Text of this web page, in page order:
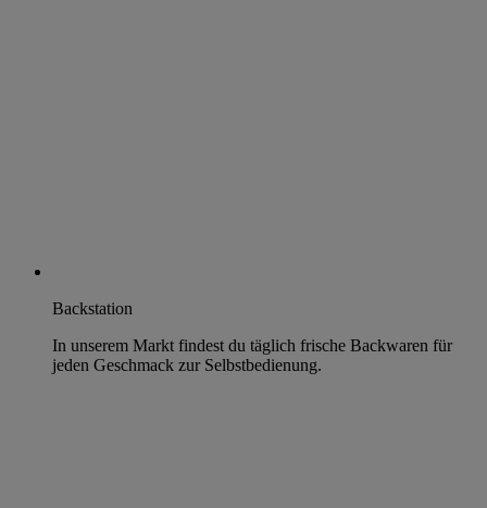
Backstation
In unserem Markt findest du täglich frische Backwaren für
jeden Geschmack zur Selbstbedienung.